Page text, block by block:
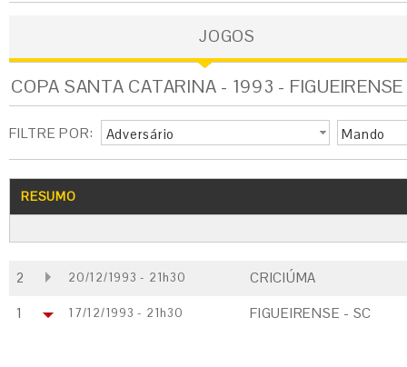
JOGOS
COPA SANTA CATARINA - 1993 - FIGUEIRENSE
FILTRE POR: Adversário Mando
RESUMO
2 20/12/1993 - 21h30 CRICIÚMA
1 17/12/1993 - 21h30 FIGUEIRENSE - SC